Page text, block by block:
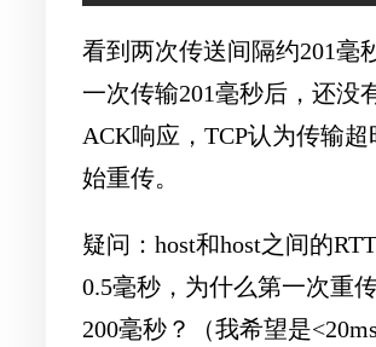
看到两次传送间隔约201毫
一次传输201毫秒后，还没
ACK响应，TCP认为传输
始重传。
疑问：host和host之间的
0.5毫秒，为什么第一次重
200毫秒？（我希望是<20ms